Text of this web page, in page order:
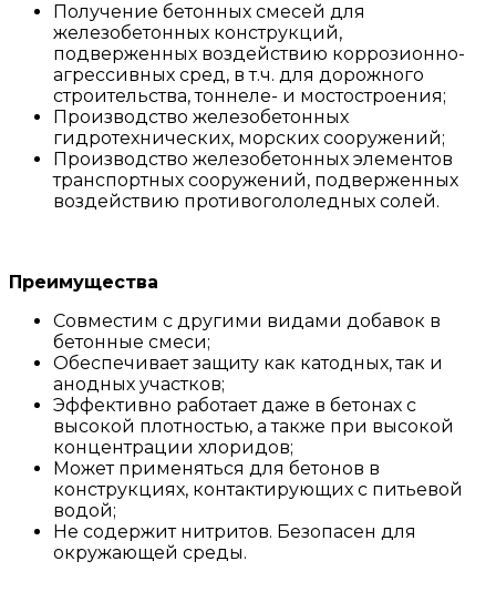
Получение бетонных смесей для
железобетонных конструкций,
подверженных воздействию коррозионно-
агрессивных сред, в т.ч. для дорожного
строительства, тоннеле- и мостостроения;
Производство железобетонных
гидротехнических, морских сооружений;
Производство железобетонных элементов
транспортных сооружений, подверженных
воздействию противогололедных солей.
Преимущества
Совместим с другими видами добавок в
бетонные смеси;
Обеспечивает защиту как катодных, так и
анодных участков;
Эффективно работает даже в бетонах с
высокой плотностью, а также при высокой
концентрации хлоридов;
Может применяться для бетонов в
конструкциях, контактирующих с питьевой
водой;
Не содержит нитритов. Безопасен для
окружающей среды.